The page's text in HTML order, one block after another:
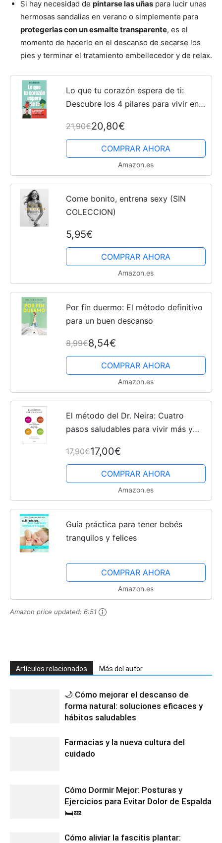
Si hay necesidad de pintarse las uñas para lucir unas
hermosas sandalias en verano o simplemente para
protegerlas con un esmalte transparente, es el
momento de hacerlo en el descanso de secarse los
pies y terminar el tratamiento embellecedor y de relax.
Lo que tu corazón espera de ti:
Descubre los 4 pilares para vivir en
(Bienestar, salud y vida sana)
(Edición en Español)
21,90€20,80€
COMPRAR AHORA
Amazon.es
Come bonito, entrena sexy (SIN
COLECCION)
5,95€
COMPRAR AHORA
Amazon.es
Por fin duermo: El método definitivo
para un buen descanso
8,99€8,54€
COMPRAR AHORA
Amazon.es
El método del Dr. Neira: Cuatro
pasos saludables para vivir más y
17,90€17,00€
COMPRAR AHORA
Amazon.es
Guía práctica para tener bebés
tranquilos y felices
COMPRAR AHORA
Amazon.es
Amazon price updated: 6:51
Artículos relacionados Más del autor
🌙 Cómo mejorar el descanso de
forma natural: soluciones eficaces y
hábitos saludables
Farmacias y la nueva cultura del
cuidado
Cómo Dormir Mejor: Posturas y
Ejercicios para Evitar Dolor de Espalda
🛏️💤
Cómo aliviar la fascitis plantar: